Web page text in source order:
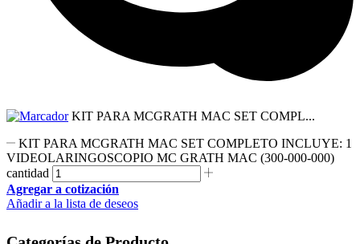
KIT PARA MCGRATH MAC SET COMPL...
KIT PARA MCGRATH MAC SET COMPLETO INCLUYE: 1
VIDEOLARINGOSCOPIO MC GRATH MAC (300-000-000)
cantidad
Agregar a cotización
Añadir a la lista de deseos